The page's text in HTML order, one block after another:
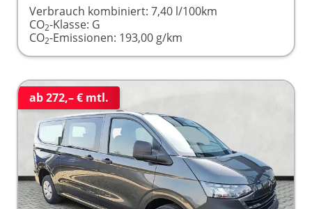
Verbrauch kombiniert: 7,40 l/100km
CO2-Klasse: G
CO2-Emissionen: 193,00 g/km
ab 272,– € mtl.